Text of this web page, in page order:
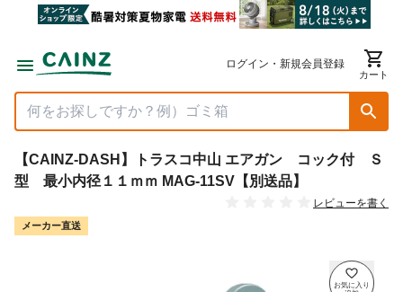
ログイン・新規会員登録
カート
【CAINZ-DASH】トラスコ中山 エアガン コック付 Ｓ
型 最小内径１１ｍｍ MAG-11SV【別送品】
レビューを書く
メーカー直送